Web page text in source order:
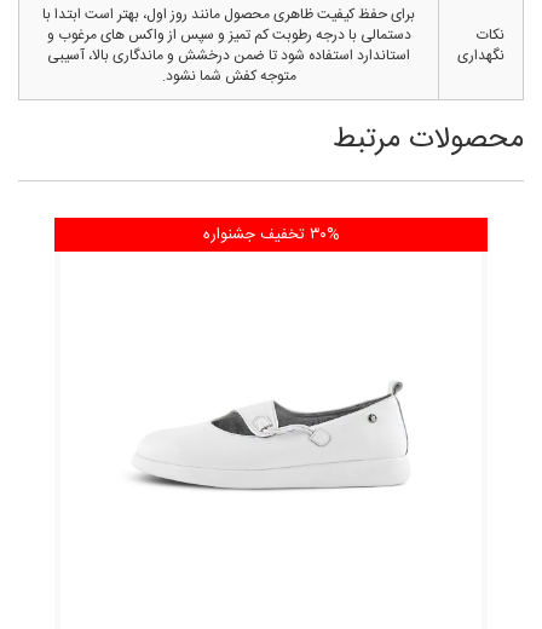
نکات
نگهداری
برای حفظ کیفیت ظاهری محصول مانند روز اول، بهتر است ابتدا با
دستمالی با درجه رطوبت کم تمیز و سپس از واکس های مرغوب و
استاندارد استفاده شود تا ضمن درخشش و ماندگاری بالا، آسیبی
متوجه کفش شما نشود.
محصولات مرتبط
۳۰% تخفیف جشنواره